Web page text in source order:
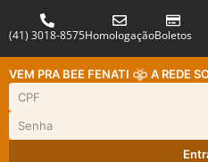
(41) 3018-8575HomologaçãoBoletos
VEM PRA BEE FENATI A REDE